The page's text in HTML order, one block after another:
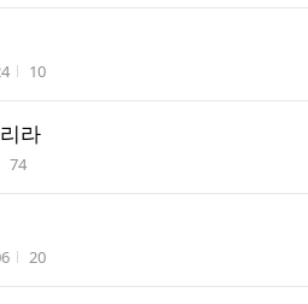
조회수
10
라
조회수
74
조회수
20